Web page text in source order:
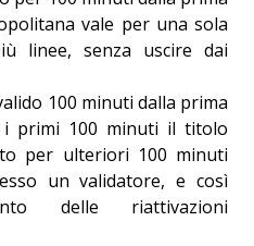
vale per una sola
linee, senza uscire dai
100 minuti dalla prima
i primi 100 minuti il titolo
per ulteriori 100 minuti
un validatore, e così
delle riattivazioni